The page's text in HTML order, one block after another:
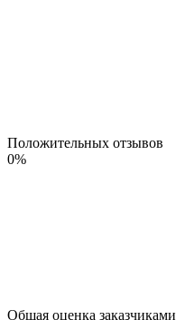
Положительных отзывов
0%
Общая оценка заказчиками